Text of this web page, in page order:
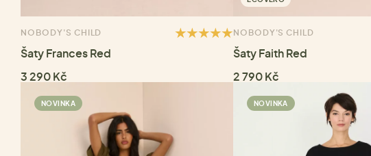
NOBODY'S CHILD
Šaty Frances Red
3 290 Kč
NOBODY'S CHILD
Šaty Faith Red
2 790 Kč
NOVINKA NOVINKA